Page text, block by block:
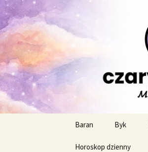
Profesjonalne
treści
Baran Byk
Horoskop dzienny